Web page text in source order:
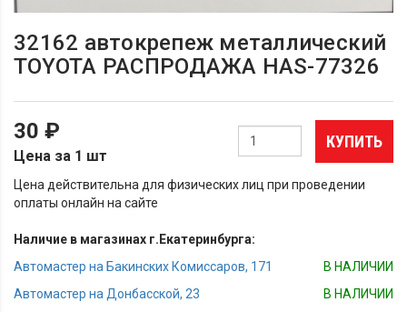
32162 автокрепеж металлический
TOYOTA РАСПРОДАЖА HAS-77326
30 ₽
Цена за 1 шт
КУПИТЬ
Цена действительна для физических лиц при проведении
оплаты онлайн на сайте
Наличие в магазинах г.Екатеринбурга:
Автомастер на Бакинских Комиссаров, 171
В НАЛИЧИИ
Автомастер на Донбасской, 23
В НАЛИЧИИ